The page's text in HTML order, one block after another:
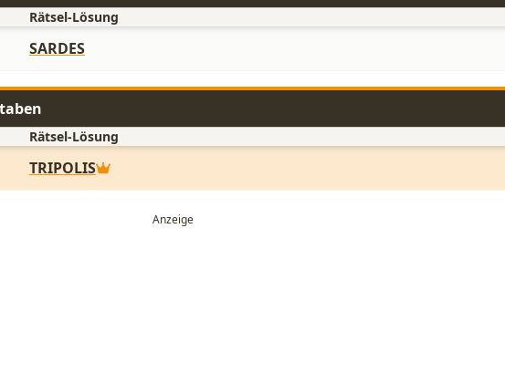
Rätsel-Lösung
SARDES
Rätsel-Lösung
TRIPOLIS